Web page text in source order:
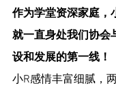
作为学堂资深家庭，
就一直身处我们协会
设和发展的第一线！
小R感情丰富细腻，